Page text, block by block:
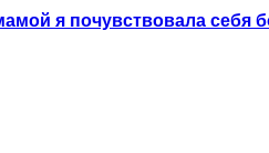
я почувствовала себя